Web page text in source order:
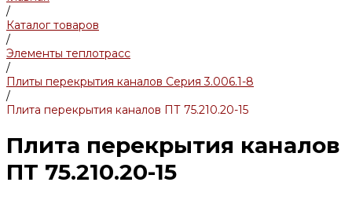
/
Каталог товаров
/
Элементы теплотрасс
/
Плиты перекрытия каналов Серия 3.006.1-8
/
Плита перекрытия каналов ПТ 75.210.20-15
Плита перекрытия каналов
ПТ 75.210.20-15